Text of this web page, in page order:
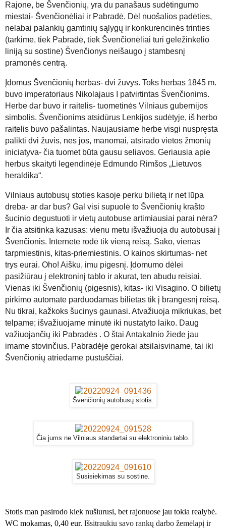
Rajone, be Švenčionių, yra du panašaus sudėtingumo
miestai- Švenčionėliai ir Pabradė. Dėl nuošalios padėties,
nelabai palankių gamtinių sąlygų ir konkurencinės trinties
(tarkime, tiek Pabradė, tiek Švenčionėliai turi geležinkelio
liniją su sostine) Švenčionys neišaugo į stambesnį
pramonės centrą.
domus Švenčionių herbas- dvi žuvys. Toks herbas 1845 m.
buvo imperatoriaus Nikolajaus I patvirtintas Švenčionims.
Herbe dar buvo ir raitelis- tuometinės Vilniaus gubernijos
simbolis. Švenčionims atsidūrus Lenkijos sudėtyje, iš herbo
raitelis buvo pašalintas. Naujausiame herbe visgi nuspręsta
palikti dvi žuvis, nes jos, manomai, atsirado vietos žmonių
iniciatyva- čia tuomet būta gausu seliavos. Geriausia apie
herbus skaityti legendinėje Edmundo Rimšos „Lietuvos
heraldika“.
Vilniaus autobusų stoties kasoje perku bilietą ir net lūpa
dreba- ar dar bus? Gal visi supuolė to Švenčionių krašto
šucinio degustuoti ir vietų autobuse artimiausiai parai nėra?
Ir čia atsitinka kazusas: vienu metu išvažiuoja du autobusai į
Švenčionis. Internete rodė tik vieną reisą. Sako, vienas
tarpmiestinis, kitas-priemiestinis. O kainos skirtumas- net
trys eurai. Oho! Aišku, imu pigesnį. Įdomumo dėlei
pasižiūrau į elektroninį tablo ir akurat, ten abudu reisiai.
Vienas iki Švenčionių (pigesnis), kitas- iki Visagino. O bilietų
pirkimo automate parduodamas bilietas tik į brangesnį reisą.
Nu tikrai, kažkoks šucinys gaunasi. Atvažiuoja mikriukas, bet
telpame; išvažiuojame minutė iki nustatyto laiko. Daug
važiuojančių iki Pabradės . O štai Antakalnio žiede jau
imame stovinčius. Pabradėje gerokai atsilaisviname, tai iki
Švenčionių atriedame pustuščiai.
Švenčionių autobusų stotis.
Čia jums ne Vilniaus standartai su elektroniniu tablo.
Susisiekimas su sostine.
Stotis man pasirodo kiek nušiurusi, bet rajonuose jau tokia realybė.
WC mokamas, 0,40 eur. Išsitraukiu savo rankų darbo žemėlapį ir